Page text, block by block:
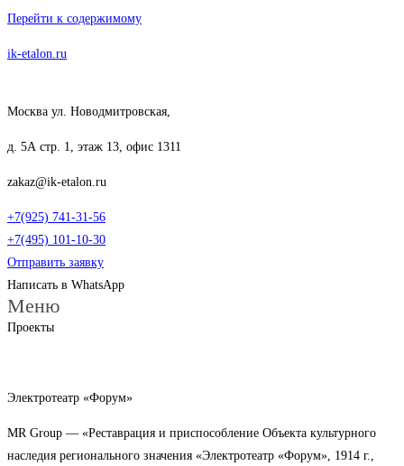
Перейти к содержимому
ik-etalon.ru
Москва ул. Новодмитровская,
д. 5А стр. 1, этаж 13, офис 1311
zakaz@ik-etalon.ru
+7(925) 741-31-56
+7(495) 101-10-30
Отправить заявку
Написать в WhatsApp
Меню
Проекты
Электротеатр «Форум»
MR Group — «Реставрация и приспособление Объекта культурного
наследия регионального значения «Электротеатр «Форум», 1914 г.,